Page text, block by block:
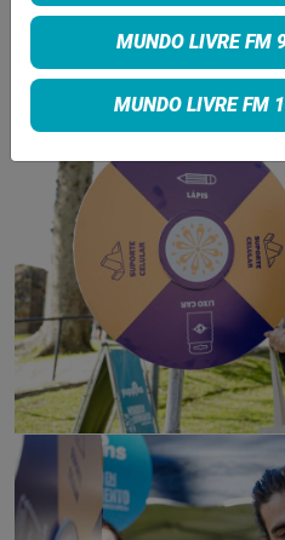
MUNDO LIVRE FM
MUNDO LIVRE FM